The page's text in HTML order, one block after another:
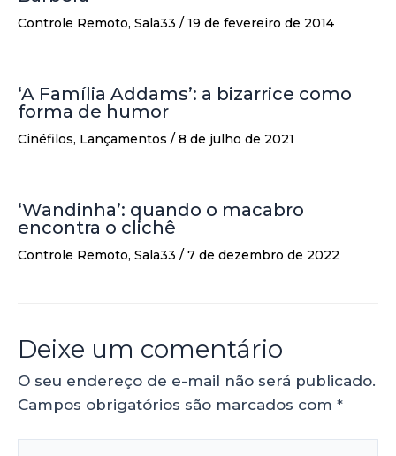
Controle Remoto, Sala33 / 19 de fevereiro de 2014
‘A Família Addams’: a bizarrice como
forma de humor
Cinéfilos, Lançamentos / 8 de julho de 2021
‘Wandinha’: quando o macabro
encontra o clichê
Controle Remoto, Sala33 / 7 de dezembro de 2022
Deixe um comentário
O seu endereço de e-mail não será publicado.
Campos obrigatórios são marcados com *